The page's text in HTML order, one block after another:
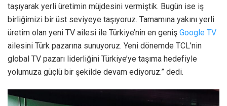
taşıyarak yerli üretimin müjdesini vermiştik. Bugün ise iş
birliğimizi bir üst seviyeye taşıyoruz. Tamamına yakını yerli
üretim olan yeni TV ailesi ile Türkiye’nin en geniş Google TV
ailesini Türk pazarına sunuyoruz. Yeni dönemde TCL’nin
global TV pazarı liderliğini Türkiye’ye taşıma hedefiyle
yolumuza güçlü bir şekilde devam ediyoruz.” dedi.